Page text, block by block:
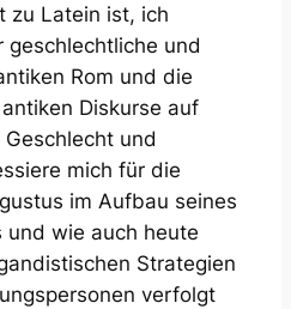
zu Latein ist, ich
geschlechtliche und
Rom und die
Diskurse auf
und
mich für die
im Aufbau seines
und wie auch heute
Strategien
verfolgt